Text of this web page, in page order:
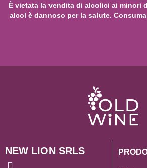
È vietata la vendita di alcolici ai minori
alcol è dannoso per la salute.
NEW LION SRLS